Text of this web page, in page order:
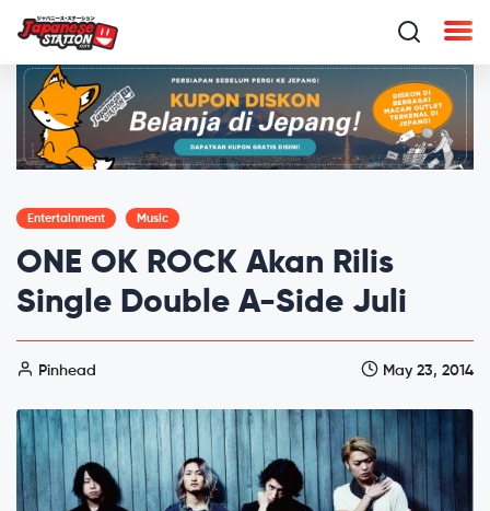
Entertainment Music
ONE OK ROCK Akan Rilis
Single Double A-Side Juli
Pinhead May 23, 2014